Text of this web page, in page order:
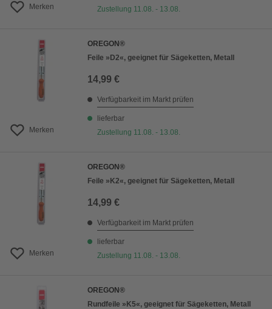
Merken
Zustellung 11.08. - 13.08.
Merken
OREGON®
Feile »D2«, geeignet für Sägeketten, Metall
14,99 €
Verfügbarkeit im Markt prüfen
lieferbar
Zustellung 11.08. - 13.08.
Merken
OREGON®
Feile »K2«, geeignet für Sägeketten, Metall
14,99 €
Verfügbarkeit im Markt prüfen
lieferbar
Zustellung 11.08. - 13.08.
OREGON®
Rundfeile »K5«, geeignet für Sägeketten, Metall